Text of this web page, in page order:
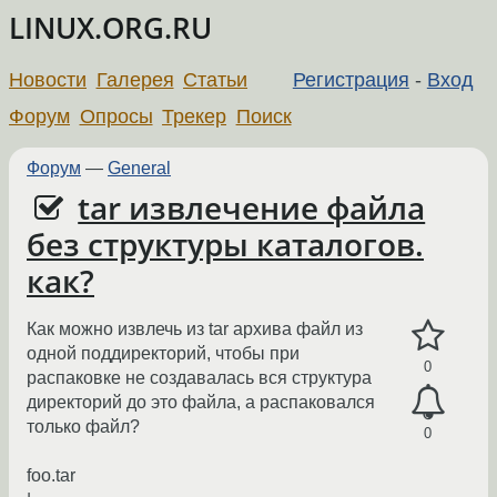
LINUX.ORG.RU
Регистрация - Вход
Новости Галерея Статьи
Форум Опросы Трекер Поиск
Форум — General
tar извлечение файла
без структуры каталогов.
как?
0
0
Как можно извлечь из tar архива файл из
одной поддиректорий, чтобы при
распаковке не создавалась вся структура
директорий до это файла, а распаковался
только файл?
foo.tar